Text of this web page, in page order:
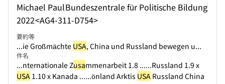
Michael PaulBundeszentrale für Politische Bildung
2022<AG4-311-D754>
要約等
...ie Großmächte USA, China und Russland bewegen u...
件名
...nternationale Zusammenarbeit 1.8 ......Russland 1.9 x
USA 1.10 x Kanada ......önland Arktis USA Russland China